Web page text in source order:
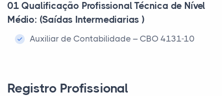
01 Qualificação Profissional Técnica de Nível
Médio: (Saídas Intermediarias )
Auxiliar de Contabilidade – CBO 4131-10
Registro Profissional